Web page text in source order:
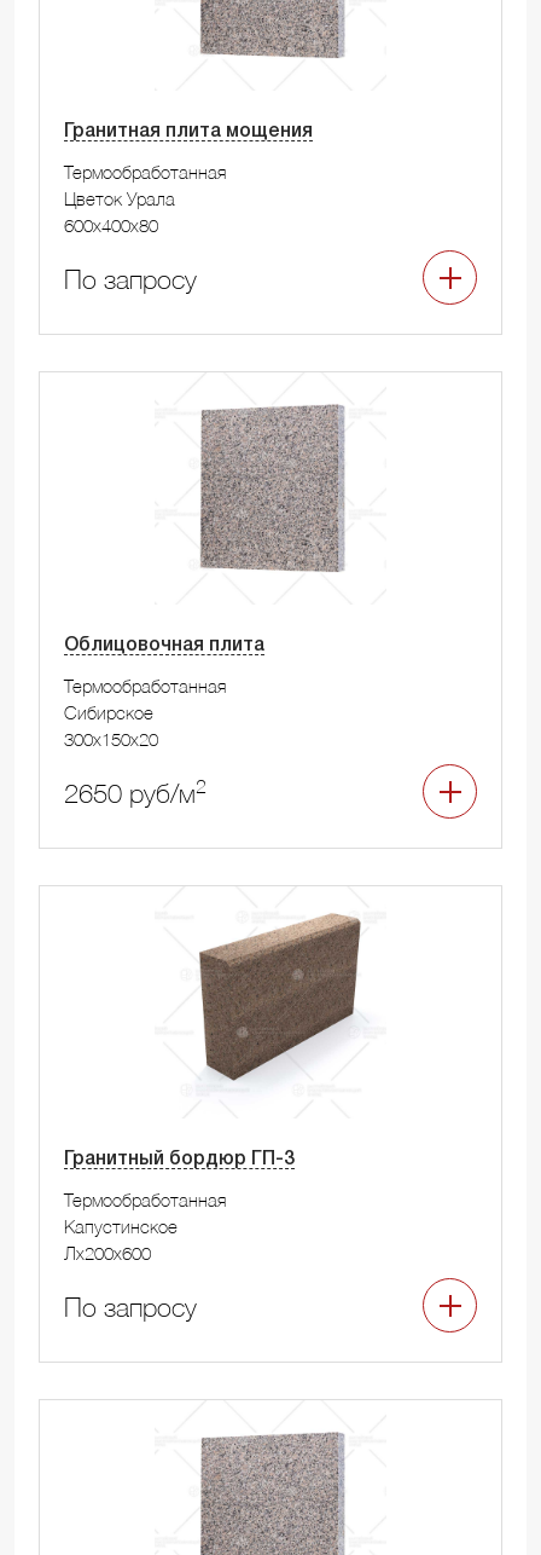
Гранитная плита мощения
Термообработанная
Цветок Урала
600x400x80
По запросу
Облицовочная плита
Термообработанная
Сибирское
300x150x20
2650 руб/м2
Гранитный бордюр ГП-3
Термообработанная
Капустинское
Лx200x600
По запросу